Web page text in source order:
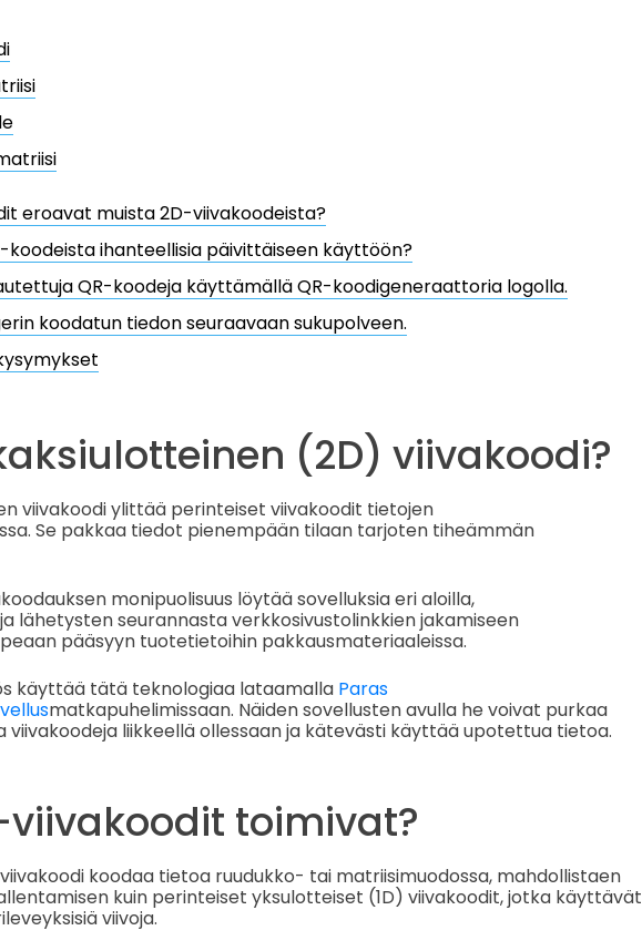
eroavat muista 2D-viivakoodeista?
koodeista ihanteellisia päivittäiseen käyttöön?
QR-koodeja käyttämällä QR-koodigeneraattoria logolla.
koodatun tiedon seuraavaan sukupolveen.
(2D) viivakoodi?
viivakoodi ylittää perinteiset viivakoodit tietojen
Se pakkaa tiedot pienempään tilaan tarjoten tiheämmän
monipuolisuus löytää sovelluksia eri aloilla,
lähetysten seurannasta verkkosivustolinkkien jakamiseen
pääsyyn tuotetietoihin pakkausmateriaaleissa.
käyttää tätä teknologiaa lataamalla Paras
matkapuhelimissaan. Näiden sovellusten avulla he voivat purkaa
viivakoodeja liikkeellä ollessaan ja kätevästi käyttää upotettua tietoa.
viivakoodit toimivat?
koodaa tietoa ruudukko- tai matriisimuodossa, mahdollistaen
kuin perinteiset yksulotteiset (1D) viivakoodit, jotka käyttävät
viivoja.